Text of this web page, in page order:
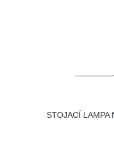
STOJACÍ LAMPA